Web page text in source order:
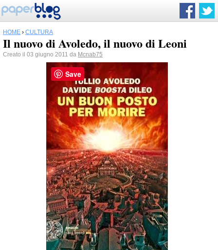
HOME › CULTURA
Il nuovo di Avoledo, il nuovo di Leoni
Creato il 03 giugno 2011 da Mcnab75
Save